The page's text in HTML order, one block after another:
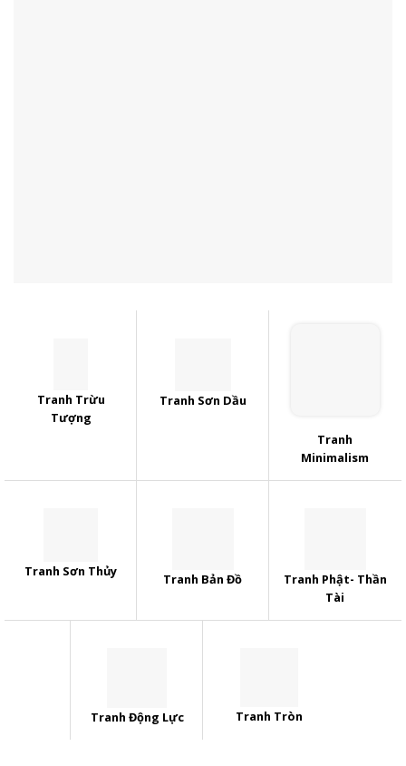
Tranh Trừu
Tượng
Tranh Sơn Dầu
Tranh
Minimalism
Tranh Sơn Thủy
Tranh Bản Đồ
Tranh Phật- Thần
Tài
Tranh Động Lực Tranh Tròn